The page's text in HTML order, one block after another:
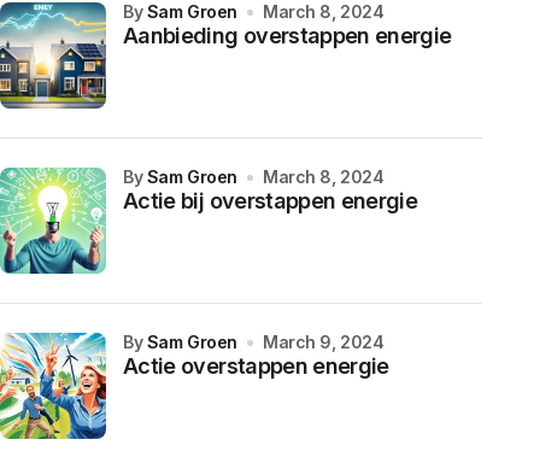
Aanbieding overstappen energie
bySam Groen March 8, 2024
Actie bij overstappen energie
bySam Groen March 8, 2024
Actie overstappen energie
bySam Groen March 9, 2024